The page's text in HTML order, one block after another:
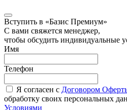
Вступить в «Базис Премиум»
С вами свяжется менеджер,
чтобы обсудить индивидуальные
Имя
Телефон
Я согласен с Договором
обработку своих персональных
Условиями